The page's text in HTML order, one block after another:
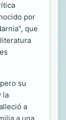
por
que
su
la
a